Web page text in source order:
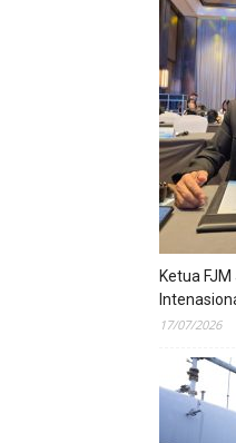
Ketua
17/07/2026